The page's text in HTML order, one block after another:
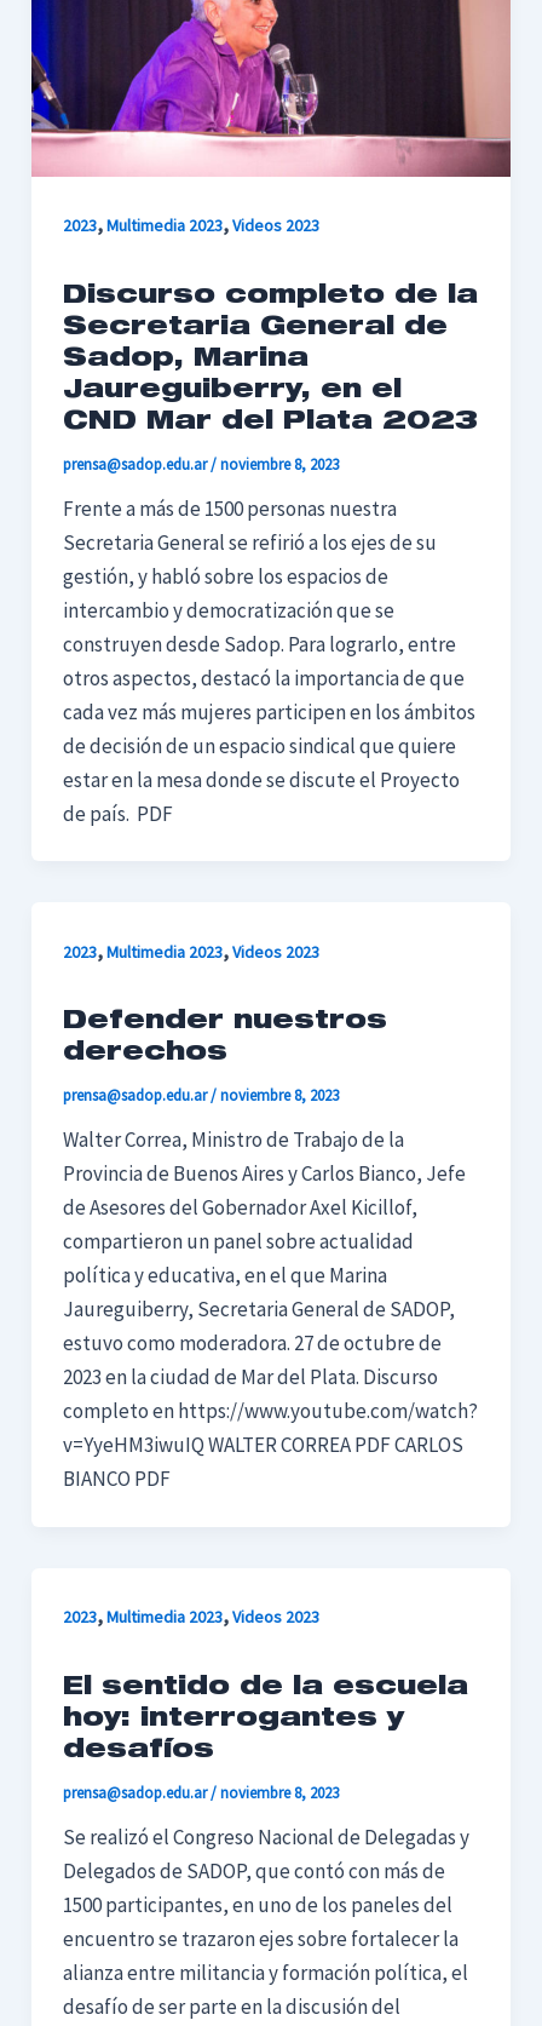
2023,Multimedia 2023,Videos 2023
Discurso completo de la
Secretaria General de
Sadop, Marina
Jaureguiberry, en el
CND Mar del Plata 2023
prensa@sadop.edu.ar/noviembre 8, 2023
Frente a más de 1500 personas nuestra
Secretaria General se refirió a los ejes de su
gestión, y habló sobre los espacios de
intercambio y democratización que se
construyen desde Sadop. Para lograrlo, entre
otros aspectos, destacó la importancia de que
cada vez más mujeres participen en los ámbitos
de decisión de un espacio sindical que quiere
estar en la mesa donde se discute el Proyecto
de país. PDF
2023,Multimedia 2023,Videos 2023
Defender nuestros
derechos
prensa@sadop.edu.ar/noviembre 8, 2023
Walter Correa, Ministro de Trabajo de la
Provincia de Buenos Aires y Carlos Bianco, Jefe
de Asesores del Gobernador Axel Kicillof,
compartieron un panel sobre actualidad
política y educativa, en el que Marina
Jaureguiberry, Secretaria General de SADOP,
estuvo como moderadora. 27 de octubre de
2023 en la ciudad de Mar del Plata. Discurso
completo en https://www.youtube.com/watch?
v=YyeHM3iwuIQ WALTER CORREA PDF CARLOS
BIANCO PDF
2023,Multimedia 2023,Videos 2023
El sentido de la escuela
hoy: interrogantes y
desafíos
prensa@sadop.edu.ar/noviembre 8, 2023
Se realizó el Congreso Nacional de Delegadas y
Delegados de SADOP, que contó con más de
1500 participantes, en uno de los paneles del
encuentro se trazaron ejes sobre fortalecer la
alianza entre militancia y formación política, el
desafío de ser parte en la discusión del